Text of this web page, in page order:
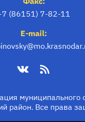
(86151) 7-82-11
E-mail:
муниципального
район. Все права